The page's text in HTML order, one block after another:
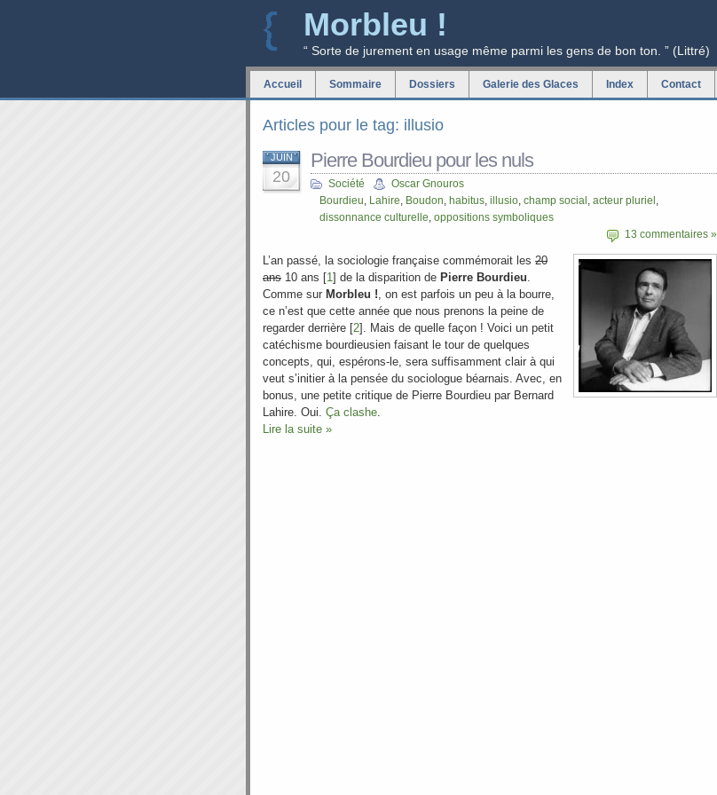
Morbleu !
“ Sorte de jurement en usage même parmi les gens de bon ton. ” (Littré)
Accueil Sommaire Dossiers Galerie des Glaces Index Contact
Articles pour le tag: illusio
JUIN
20
Pierre Bourdieu pour les nuls
Société
Oscar Gnouros
Bourdieu, Lahire, Boudon, habitus, illusio, champ social , acteur pluriel ,
dissonnance culturelle, oppositions symboliques
13 commentaires »
L’an passé, la sociologie française commémorait les 20
ans 10 ans [1] de la disparition de Pierre Bourdieu.
Comme sur Morbleu !, on est parfois un peu à la bourre,
ce n’est que cette année que nous prenons la peine de
regarder derrière [2]. Mais de quelle façon ! Voici un petit
catéchisme bourdieusien faisant le tour de quelques
concepts, qui, espérons-le, sera suffisamment clair à qui
veut s’initier à la pensée du sociologue béarnais. Avec, en
bonus, une petite critique de Pierre Bourdieu par Bernard
Lahire. Oui. Ça clashe.
Lire la suite »